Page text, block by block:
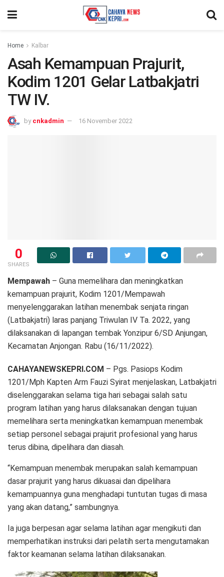
Home Kalbar
Asah Kemampuan Prajurit,
Kodim 1201 Gelar Latbakjatri
TW IV.
by cnkadmin 16 November 2022
0
SHARES
Mempawah – Guna memelihara dan meningkatkan
kemampuan prajurit, Kodim 1201/Mempawah
menyelenggarakan latihan menembak senjata ringan
(Latbakjatri) laras panjang Triwulan IV Ta. 2022, yang
dilaksanakan di lapangan tembak Yonzipur 6/SD Anjungan,
Kecamatan Anjongan. Rabu (16/11/2022).
CAHAYANEWSKEPRI.COM – Pgs. Pasiops Kodim
1201/Mph Kapten Arm Fauzi Syirat menjelaskan, Latbakjatri
diselenggarakan selama tiga hari sebagai salah satu
program latihan yang harus dilaksanakan dengan tujuan
memelihara serta meningkatkan kemampuan menembak
setiap personel sebagai prajurit profesional yang harus
terus dibina, dipelihara dan diasah.
“Kemampuan menembak merupakan salah kemampuan
dasar prajurit yang harus dikuasai dan dipelihara
kemampuannya guna menghadapi tuntutan tugas di masa
yang akan datang,” sambungnya.
Ia juga berpesan agar selama latihan agar mengikuti dan
memperhatikan instruksi dari pelatih serta mengutamakan
faktor keamanan selama latihan dilaksanakan.